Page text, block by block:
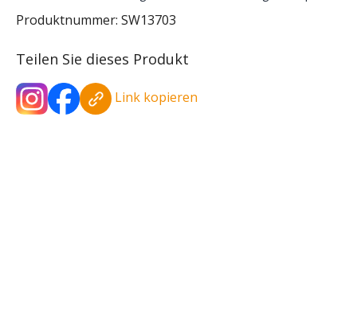
Produktnummer: SW13703
Teilen Sie dieses Produkt
Link kopieren